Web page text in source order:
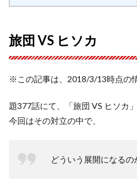
旅団 VS ヒソカ
※この記事は、2018/3/13時点の
題377話にて、「旅団 VS ヒソカ
今回はその対立の中で、
どういう展開になるの